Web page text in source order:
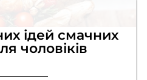
ідей смачних
чоловіків